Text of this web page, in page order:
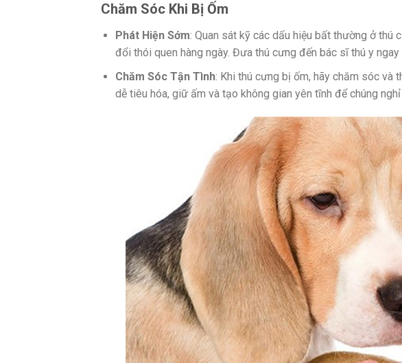
Chăm Sóc Khi Bị Ốm
Phát Hiện Sớm: Quan sát kỹ các dấu hiệu bất thường ở thú
đổi thói quen hàng ngày. Đưa thú cưng đến bác sĩ thú y ngay
Chăm Sóc Tận Tình: Khi thú cưng bị ốm, hãy chăm sóc và
dễ tiêu hóa, giữ ấm và tạo không gian yên tĩnh để chúng